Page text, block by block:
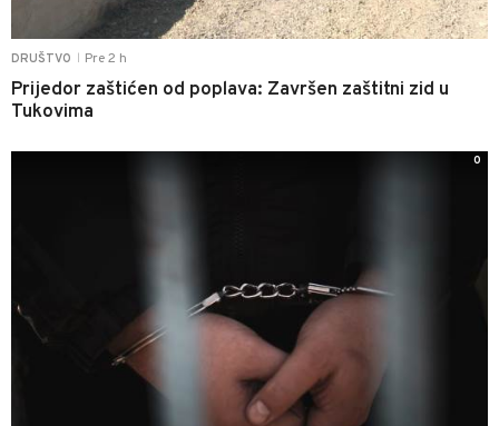
DRUŠTVO Pre 2 h
Prijedor zaštićen od poplava: Završen zaštitni zid u
Tukovima
0